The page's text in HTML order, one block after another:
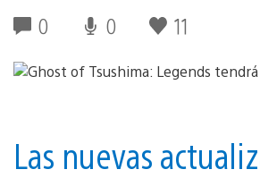
0 0 11
Las nuevas